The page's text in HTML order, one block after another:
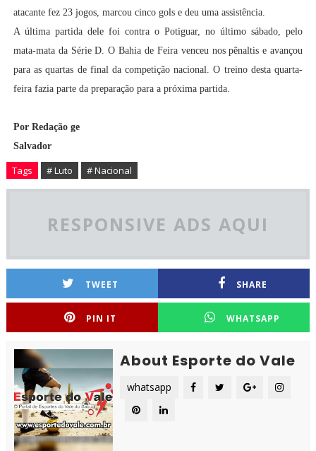
atacante fez 23 jogos, marcou cinco gols e deu uma assistência.
A última partida dele foi contra o Potiguar, no último sábado, pelo
mata-mata da Série D. O Bahia de Feira venceu nos pênaltis e avançou
para as quartas de final da competição nacional. O treino desta quarta-
feira fazia parte da preparação para a próxima partida.
Por Redação ge
Salvador
Tags # Luto # Nacional
RESPONSIVE ADS AQUI
TWEET SHARE
PIN IT WHATSAPP
About Esporte do Vale
whatsapp